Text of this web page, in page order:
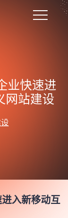
业快速进
网站建设
入新移动互